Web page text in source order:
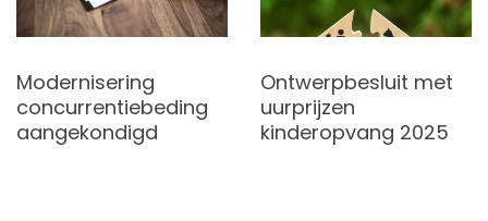
Modernisering
concurrentiebeding
aangekondigd
Ontwerpbesluit met
uurprijzen
kinderopvang 2025